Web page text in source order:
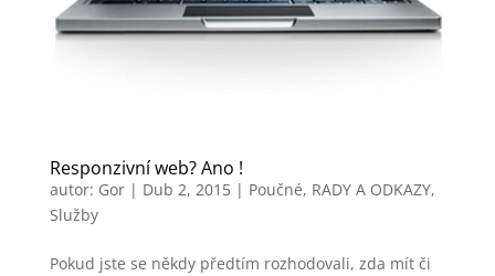
Responzivní web? Ano !
autor: Gor| Dub 2, 2015| Poučné, RADY A ODKAZY,
Služby
Pokud jste se někdy předtím rozhodovali, zda mít či